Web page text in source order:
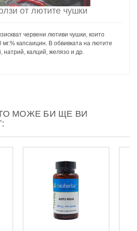
от лютите чушки
червени лютиви чушки, които
капсаицин. В обвивката на лютите
натрий, калций, желязо и др.
МОЖЕ БИ ЩЕ ВИ